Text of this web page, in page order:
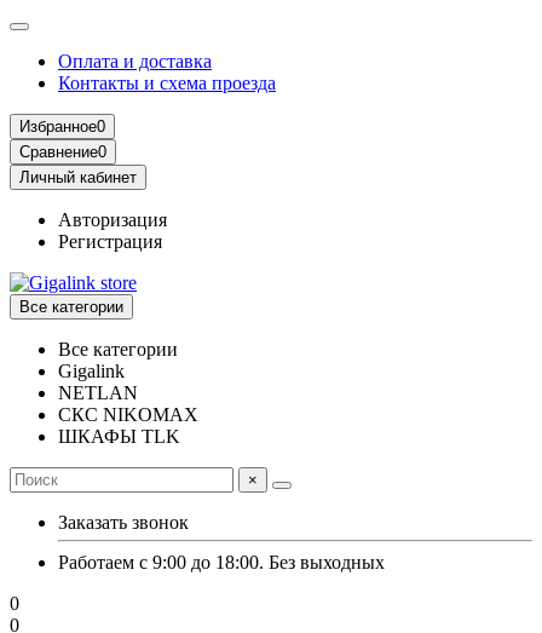
Оплата и доставка
Контакты и схема проезда
Избранное0
Сравнение0
Личный кабинет
Авторизация
Регистрация
Все категории
Все категории
Gigalink
NETLAN
СКС NIKOMAX
ШКАФЫ TLK
×
Заказать звонок
Работаем с 9:00 до 18:00. Без выходных
0
0